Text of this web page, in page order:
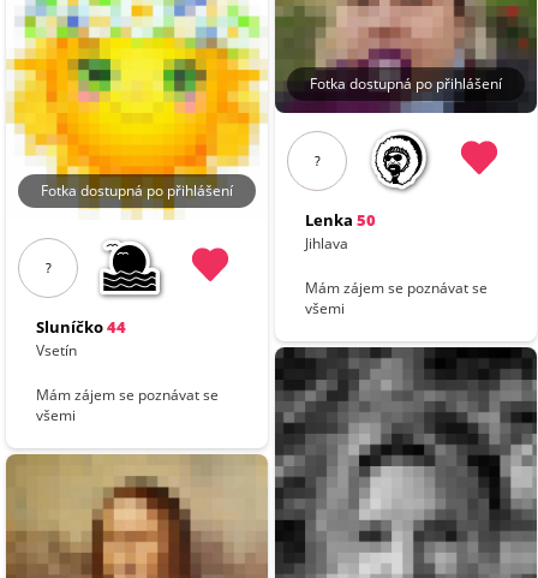
Fotka dostupná po přihlášení
?
Sluníčko44
Vsetín
Mám zájem se poznávat se
všemi
Fotka dostupná po přihlášení
?
Lenka 50
Jihlava
Mám zájem se poznávat se
všemi